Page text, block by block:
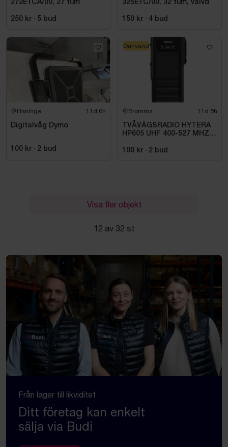
272E1CA/00, 27 tum
250 kr · 5 bud
325E1C/00, 32 tum, välvd
150 kr · 4 bud
Haninge 11d 6h
Digitalvåg Dymo
100 kr · 2 bud
Bromma 11d 5h
TVÅVÄGSRADIO HYTERA
HP605 UHF 400-527 MHZ
100 kr · 2 bud
Oanvänd
Visa fler objekt
12 av 32 st
Från lager till likviditet
Ditt företag kan enkelt
sälja via Budi